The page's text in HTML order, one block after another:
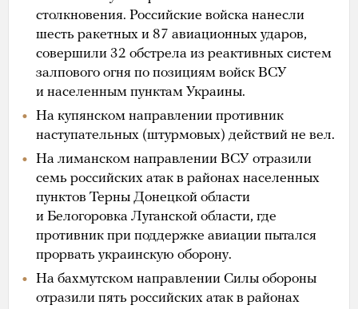
столкновения. Российские войска нанесли
шесть ракетных и 87 авиационных ударов,
совершили 32 обстрела из реактивных систем
залпового огня по позициям войск ВСУ
и населенным пунктам Украины.
На купянском направлении противник
наступательных (штурмовых) действий не вел.
На лиманском направлении ВСУ отразили
семь российских атак в районах населенных
пунктов Терны Донецкой области
и Белогоровка Луганской области, где
противник при поддержке авиации пытался
прорвать украинскую оборону.
На бахмутском направлении Силы обороны
отразили пять российских атак в районах